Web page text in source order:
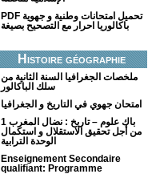
PDF تحميل امتحانات وطنية و جهوية
باكالوريا احرار مع التصحيح بصيغة
Histoire géographie
ملخصات الجغرافيا السنة الثانية من
سلك الباكالور
امتحان جهوي في التاريخ و الجغرافيا
1 باك علوم – تاريخ : نضال المغرب
من أجل تحقيق الاستقلال و استكمال
الوحدة الترابية
Enseignement Secondaire
qualifiant: Programme